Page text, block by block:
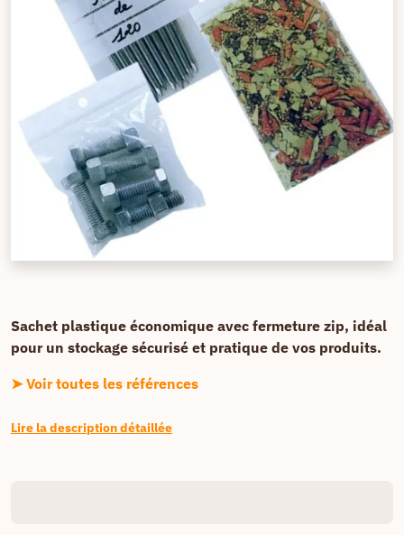
Sachet plastique économique avec fermeture zip, idéal
pour un stockage sécurisé et pratique de vos produits.
➤ Voir toutes les références
Lire la description détaillée